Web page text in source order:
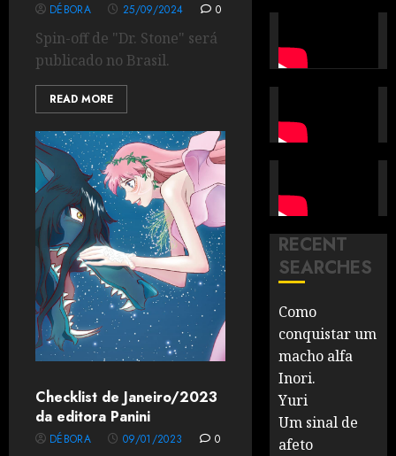
DÉBORA 25/09/2024 0
Spin-off de "Dr. Stone" será
publicado no Brasil.
READ MORE
Checklist de Janeiro/2023
da editora Panini
DÉBORA 09/01/2023 0
RECENT
SEARCHES
Como
conquistar um
macho alfa
Inori.
Yuri
Um sinal de
afeto